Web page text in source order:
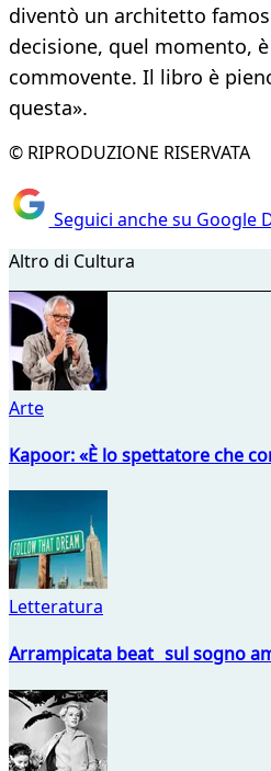
diventò un architetto
decisione, quel momento,
commovente. Il libro è
questa».
© RIPRODUZIONE RISERVATA
Seguici anche su Google
Altro di Cultura
Arte
Kapoor: «È lo spettatore che
Letteratura
Arrampicata beat sul sogno